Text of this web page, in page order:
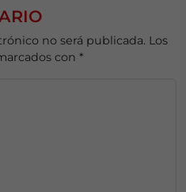
no será publicada. Los
con *